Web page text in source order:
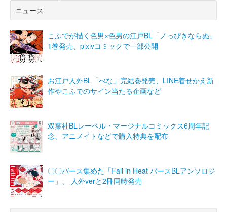
ニュース
こふでが描く色男×色男の江戸BL「ノっぴきならぬ」
1巻発売、pixivコミックで一部公開
お江戸人外BL「べな」完結巻発売、LINE着せかえ新
作やこふでのサイン当たる企画など
双葉社BLレーベル・マージナルコミックス6周年記
念、アニメイトなどで購入特典を配布
〇〇バース集めた「Fall in Heat バースBLアンソロジ
ー」、 人外verと2冊同時発売